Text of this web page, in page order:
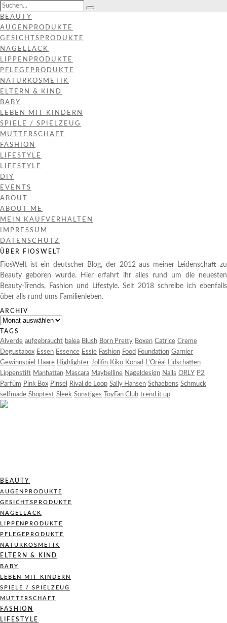
BEAUTY
AUGENPRODUKTE
GESICHTSPRODUKTE
NAGELLACK
LIPPENPRODUKTE
PFLEGEPRODUKTE
NATURKOSMETIK
ELTERN & KIND
BABY
LEBEN MIT KINDERN
SPIELE / SPIELZEUG
MUTTERSCHAFT
FASHION
LIFESTYLE
LIFESTYLE
DIY
EVENTS
ABOUT
ABOUT ME
MEIN KAUFVERHALTEN
IMPRESSUM
DATENSCHUTZ
ÜBER FIOSWELT
FiosWelt ist ein deutscher Blog, der 2012 aus meiner Leidenschaft zu
Beauty geboren wurde. Hier erfahrt ihr alles rund um die neuesten
Beauty-Trends, Fashion und Lifestyle. Seit 2018 schreibe ich ebenfalls
über alls rund ums Familienleben.
ARCHIV
Archiv
TAGS
Alverde aufgebraucht balea Blush Born Pretty Boxen Catrice Creme
Degustabox Essen Essence Essie Fashion Food Foundation Garnier
Gewinnspiel
Haare Highlighter Jolifin Kiko Konad L'Oréal
Lidschatten
Lippenstift Manhattan Mascara Maybelline Nageldesign Nails ORLY P2
Parfüm Pink Box Pinsel Rival de Loop Sally Hansen Schaebens Schmuck
selfmade Shoptest Sleek Sonstiges ToyFan Club trend it up
BEAUTY
AUGENPRODUKTE
GESICHTSPRODUKTE
NAGELLACK
LIPPENPRODUKTE
PFLEGEPRODUKTE
NATURKOSMETIK
ELTERN & KIND
BABY
LEBEN MIT KINDERN
SPIELE / SPIELZEUG
MUTTERSCHAFT
FASHION
LIFESTYLE